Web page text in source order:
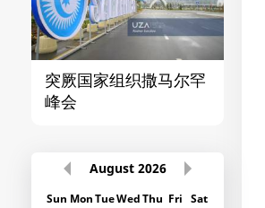
突厥国家组织撒马尔罕
峰会
August 2026
Sun MonTueWedThu Fri Sat